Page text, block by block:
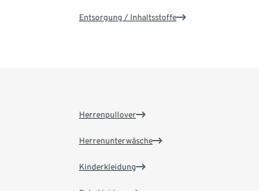
Entsorgung / Inhaltsstoffe
Herrenpullover
Herrenunterwäsche
Kinderkleidung